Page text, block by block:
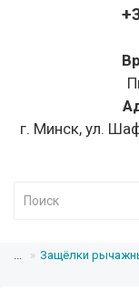
г. Минск, ул.
Защёлки